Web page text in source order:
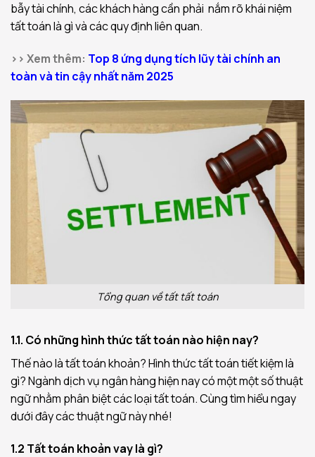
bẫy tài chính, các khách hàng cần phải nắm rõ khái niệm
tất toán là gì và các quy định liên quan.
>> Xem thêm: Top 8 ứng dụng tích lũy tài chính an
toàn và tin cậy nhất năm 2025
Tổng quan về tất tất toán
1.1. Có những hình thức tất toán nào hiện nay?
Thế nào là tất toán khoản? Hình thức tất toán tiết kiệm là
gì? Ngành dịch vụ ngân hàng hiện nay có một một số thuật
ngữ nhằm phân biệt các loại tất toán. Cùng tìm hiểu ngay
dưới đây các thuật ngữ này nhé!
1.2 Tất toán khoản vay là gì?